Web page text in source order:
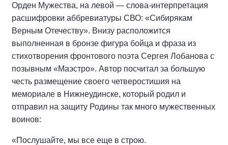
Орден Мужества, на левой — слова-интерпретация
расшифровки аббревиатуры СВО: «Сибирякам
Верным Отечеству». Внизу расположится
выполненная в бронзе фигура бойца и фраза из
стихотворения фронтового поэта Сергея Лобанова с
позывным «Маэстро». Автор посчитал за большую
честь размещение своего четверостишия на
мемориале в Нижнеудинске, который родил и
отправил на защиту Родины так много мужественных
воинов:
«Послушайте, мы все еще в строю.